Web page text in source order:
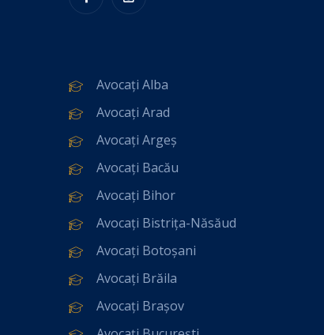
Avocați Alba
Avocați Arad
Avocați Argeș
Avocați Bacău
Avocați Bihor
Avocați Bistrița-Năsăud
Avocați Botoșani
Avocați Brăila
Avocați Brașov